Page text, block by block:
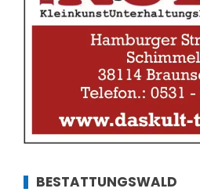
BESTATTUNGSWALD